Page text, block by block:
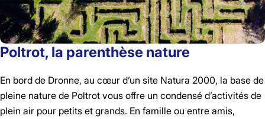
Poltrot, la parenthèse nature
En bord de Dronne, au cœur d’un site Natura 2000, la base de
pleine nature de Poltrot vous offre un condensé d’activités de
plein air pour petits et grands. En famille ou entre amis,